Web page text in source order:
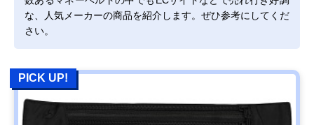
な、人気メーカーの商品を紹介します。ぜひ参考にしてくだ
さい。
PICK UP!